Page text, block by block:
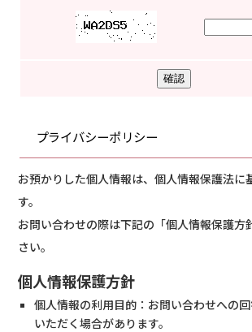
プライバシーポリシー
お預かりした個人情報は、個人情報保護法に
す。
お問い合わせの際は下記の「個人情報保護方
さい。
個人情報保護方針
個人情報の利用目的：お問い合わせへの
いただく場合があります。